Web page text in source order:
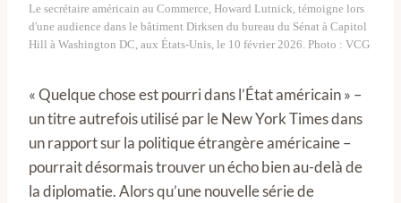
Le secrétaire américain au Commerce, Howard Lutnick, témoigne lors
d'une audience dans le bâtiment Dirksen du bureau du Sénat à Capitol
Hill à Washington DC, aux États-Unis, le 10 février 2026. Photo : VCG
« Quelque chose est pourri dans l’État américain » –
un titre autrefois utilisé par le New York Times dans
un rapport sur la politique étrangère américaine –
pourrait désormais trouver un écho bien au-delà de
la diplomatie. Alors qu’une nouvelle série de